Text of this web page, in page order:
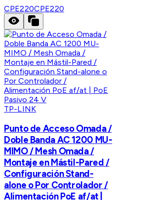
CPE220CPE220
TP-LINK
Punto de Acceso Omada /
Doble Banda AC 1200 MU-
MIMO / Mesh Omada /
Montaje en Mástil-Pared /
Configuración Stand-
alone o Por Controlador /
Alimentación PoE af/at |